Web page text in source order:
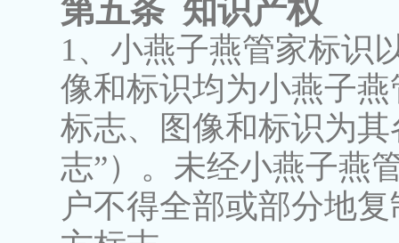
第五条 知识产权
1、小燕子燕管家标识
像和标识均为小燕子
标志、图像和标识为
志”）。未经小燕子燕
户不得全部或部分地